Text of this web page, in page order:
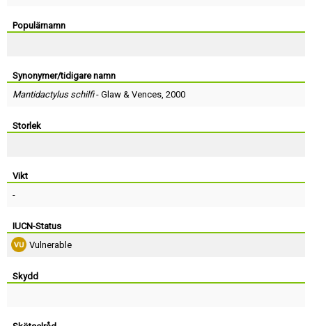
Populärnamn
Synonymer/tidigare namn
Mantidactylus schilfi- Glaw & Vences, 2000
Storlek
Vikt
-
IUCN-Status
Vulnerable
Skydd